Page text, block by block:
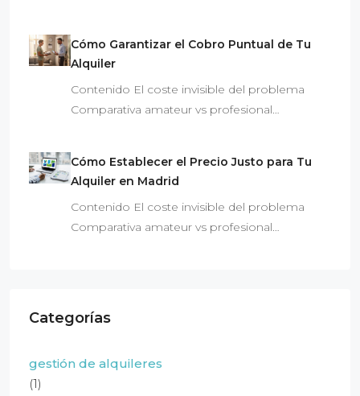
Cómo Garantizar el Cobro Puntual de Tu
Alquiler
Contenido El coste invisible del problema
Comparativa amateur vs profesional…
Cómo Establecer el Precio Justo para Tu
Alquiler en Madrid
Contenido El coste invisible del problema
Comparativa amateur vs profesional…
Categorías
gestión de alquileres
(1)